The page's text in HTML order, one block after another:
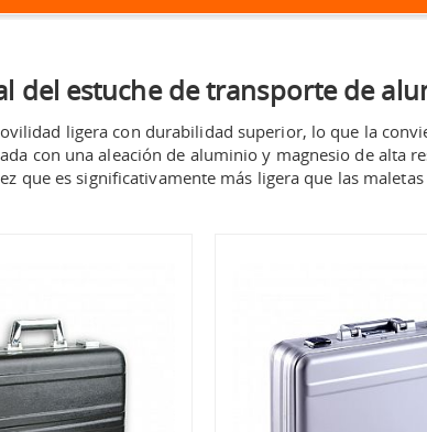
del estuche de transporte de
ligera con durabilidad superior, lo que la
con una aleación de aluminio y magnesio de alta
que es significativamente más ligera que las maletas